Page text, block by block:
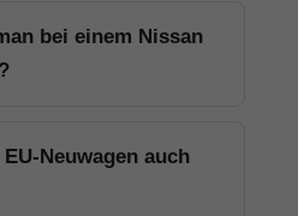
bei einem Nissan
Neuwagen auch